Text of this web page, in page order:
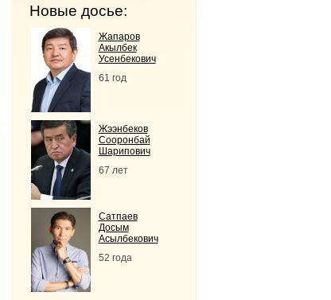
Новые досье:
Жапаров
Акылбек
Усенбекович
61 год
Жээнбеков
Сооронбай
Шарипович
67 лет
Сатпаев
Досым
Асылбекович
52 года